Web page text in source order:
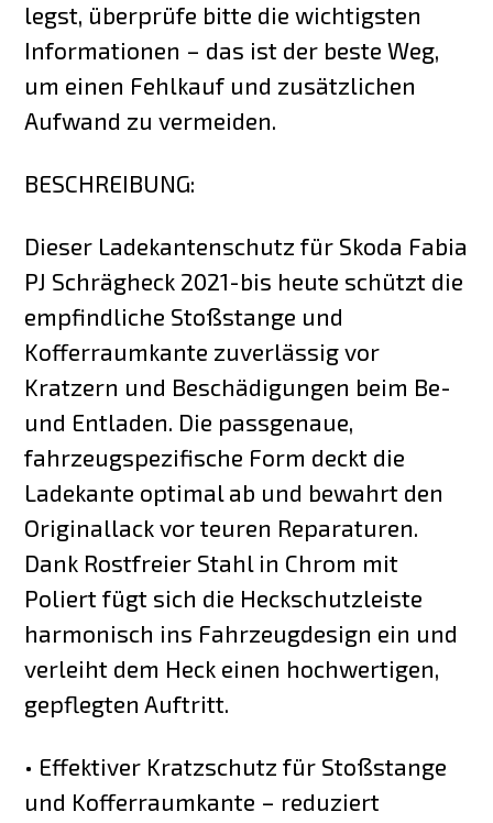
legst, überprüfe bitte die wichtigsten
Informationen – das ist der beste Weg,
um einen Fehlkauf und zusätzlichen
Aufwand zu vermeiden.
BESCHREIBUNG:
Dieser Ladekantenschutz für Skoda Fabia
PJ Schrägheck 2021-bis heute schützt die
empfindliche Stoßstange und
Kofferraumkante zuverlässig vor
Kratzern und Beschädigungen beim Be-
und Entladen. Die passgenaue,
fahrzeugspezifische Form deckt die
Ladekante optimal ab und bewahrt den
Originallack vor teuren Reparaturen.
Dank Rostfreier Stahl in Chrom mit
Poliert fügt sich die Heckschutzleiste
harmonisch ins Fahrzeugdesign ein und
verleiht dem Heck einen hochwertigen,
gepflegten Auftritt.
• Effektiver Kratzschutz für Stoßstange
und Kofferraumkante – reduziert